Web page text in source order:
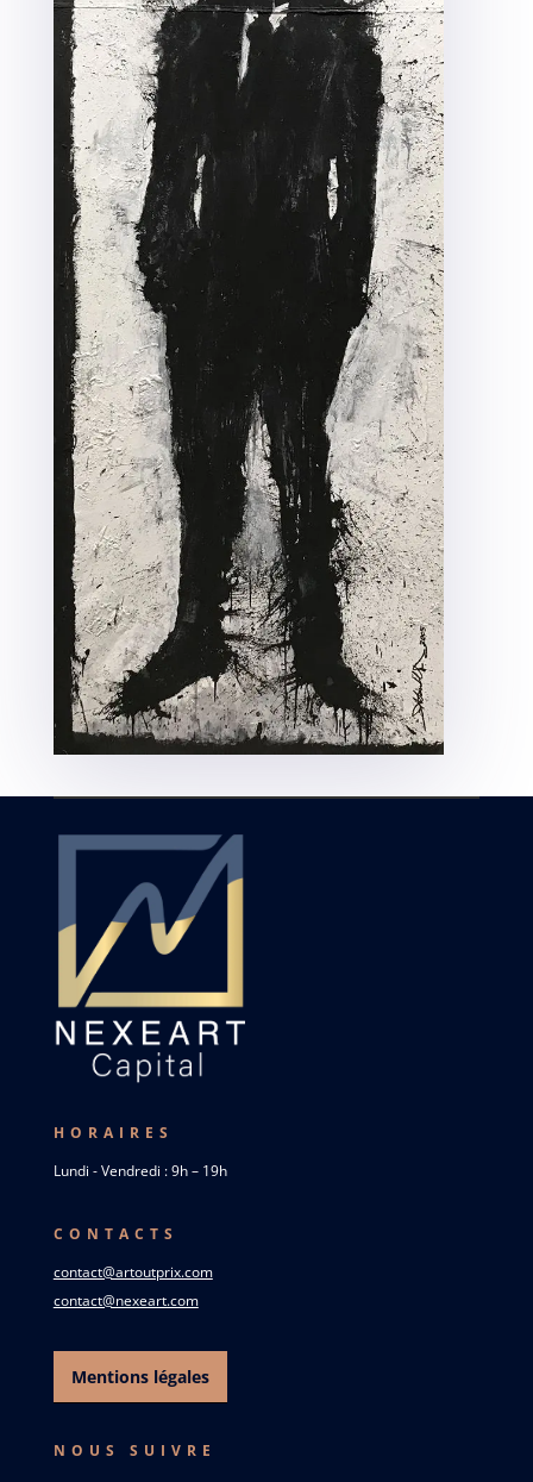
HORAIRES
Lundi - Vendredi : 9h – 19h
CONTACTS
contact@artoutprix.com
contact@nexeart.com
Mentions légales
NOUS SUIVRE